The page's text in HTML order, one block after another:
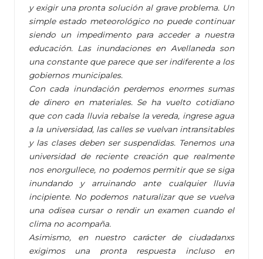
y exigir una pronta solución al grave problema. Un
simple estado meteorológico no puede continuar
siendo un impedimento para acceder a nuestra
educación. Las inundaciones en Avellaneda son
una constante que parece que ser indiferente a los
gobiernos municipales.
Con cada inundación perdemos enormes sumas
de dinero en materiales. Se ha vuelto cotidiano
que con cada lluvia rebalse la vereda, ingrese agua
a la universidad, las calles se vuelvan intransitables
y las clases deben ser suspendidas. Tenemos una
universidad de reciente creación que realmente
nos enorgullece, no podemos permitir que se siga
inundando y arruinando ante cualquier lluvia
incipiente. No podemos naturalizar que se vuelva
una odisea cursar o rendir un examen cuando el
clima no acompaña.
Asimismo, en nuestro carácter de ciudadanxs
exigimos una pronta respuesta incluso en